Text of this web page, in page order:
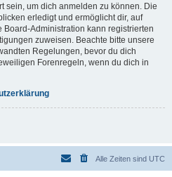
sein, um dich anmelden zu können. Die
erledigt und ermöglicht dir, auf
Administration kann registrierten
zuweisen. Beachte bitte unsere
Regelungen, bevor du dich
Forenregeln, wenn du dich in
Alle Zeiten sind UTC